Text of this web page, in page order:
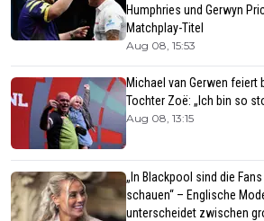
Humphries und Gerwyn
Matchplay-Titel
Aug 08, 15:53
Michael van Gerwen feiert
Tochter Zoë: „Ich bin so
Aug 08, 13:15
„In Blackpool sind die
schauen“ – Englische
unterscheidet zwischen